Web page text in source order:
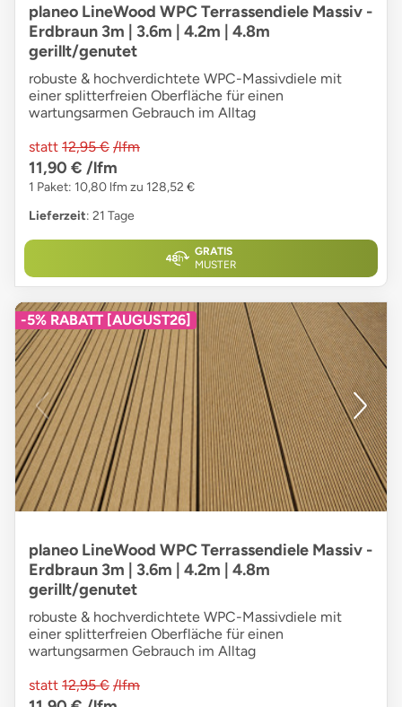
planeo LineWood WPC Terrassendiele Massiv -
Erdbraun 3m | 3.6m | 4.2m | 4.8m
gerillt/genutet
robuste & hochverdichtete WPC-Massivdiele mit
einer splitterfreien Oberfläche für einen
wartungsarmen Gebrauch im Alltag
statt 12,95 € /lfm
11,90 € /lfm
1 Paket: 10,80 lfm zu 128,52 €
Lieferzeit: 21 Tage
GRATIS
MUSTER
-5% RABATT [AUGUST26]
planeo LineWood WPC Terrassendiele Massiv -
Erdbraun 3m | 3.6m | 4.2m | 4.8m
gerillt/genutet
robuste & hochverdichtete WPC-Massivdiele mit
einer splitterfreien Oberfläche für einen
wartungsarmen Gebrauch im Alltag
statt 12,95 € /lfm